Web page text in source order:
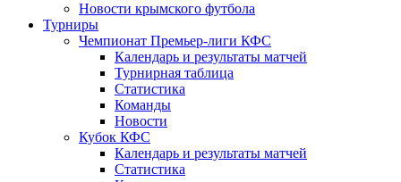
Новости крымского футбола
Турниры
Чемпионат Премьер-лиги КФС
Календарь и результаты матчей
Турнирная таблица
Статистика
Команды
Новости
Кубок КФС
Календарь и результаты матчей
Статистика